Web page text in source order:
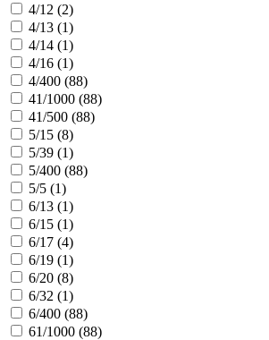
4/12 (2)
4/13 (1)
4/14 (1)
4/16 (1)
4/400 (88)
41/1000 (88)
41/500 (88)
5/15 (8)
5/39 (1)
5/400 (88)
5/5 (1)
6/13 (1)
6/15 (1)
6/17 (4)
6/19 (1)
6/20 (8)
6/32 (1)
6/400 (88)
61/1000 (88)